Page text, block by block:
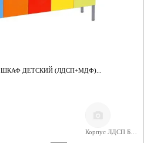
РК ШМКР-5 ШКАФ ДЕТСКИЙ (ЛДСП+МДФ)...
Корпус ЛДСП Бук,Фасады МДФ